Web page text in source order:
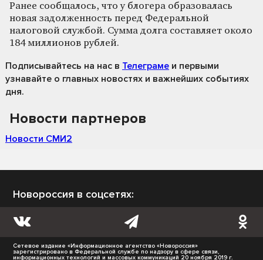
Ранее сообщалось, что у блогера образовалась
новая задолженность перед Федеральной
налоговой службой. Сумма долга составляет около
184 миллионов рублей.
Подписывайтесь на нас в Телеграме и первыми
узнавайте о главных новостях и важнейших событиях
дня.
Новости партнеров
Новости СМИ2
Новороссия в соцсетях:
Сетевое издание «Информационное агентство «Новороссия»
зарегистрировано в Федеральной службе по надзору в сфере связи,
информационных технологий и массовых коммуникаций 20 ноября 2019 г.